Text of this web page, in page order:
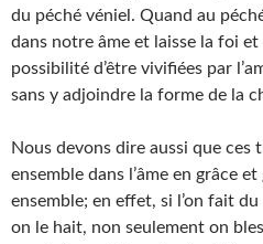
du péché véniel. Quand au
dans notre âme et laisse la foi et
possibilité d’être vivifiées par
sans y adjoindre la forme de la
Nous devons dire aussi que
ensemble dans l’âme en grâce
ensemble; en effet, si l’on fait
on le hait, non seulement on